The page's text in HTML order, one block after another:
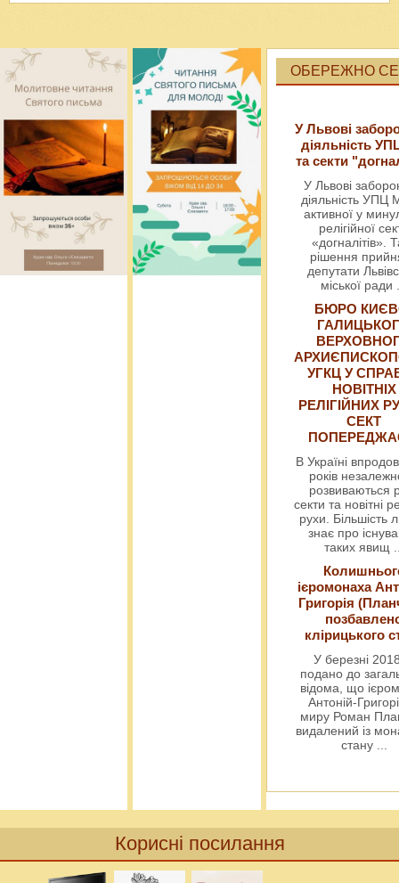
ОБЕРЕЖНО
У Львові
діяльність
та секти
У Львові
діяльність УПЦ
активної у
релігійної
«догналітів».
рішення
депутати
міської ради
БЮРО
УГКЦ У
НОВІТНІХ
РЕЛІГІЙНИХ
СЕКТ
В Україні
років
розвиваються
секти та новітні
рухи. Більшість
знає про
таких явищ
ієромонаха
Григорія
клірицького
У березні
подано до
відома, що
Антоній-
миру Роман
видалений із
стану ...
Корисні посилання